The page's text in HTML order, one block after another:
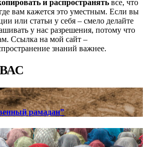
и распространять все, что
вам кажется это уместным. Если вы
или статьи у себя – смело делайте
у нас разрешения, потому что
Ссылка на мой сайт –
знаний важнее.
рамадан”